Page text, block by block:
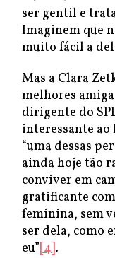
ser gentil e
Imaginem que
muito fácil a
Mas a Clara
melhores
dirigente do
interessante ao
“uma dessas
ainda hoje tão
conviver em
gratificante
feminina, sem
ser dela, como
eu”[4].